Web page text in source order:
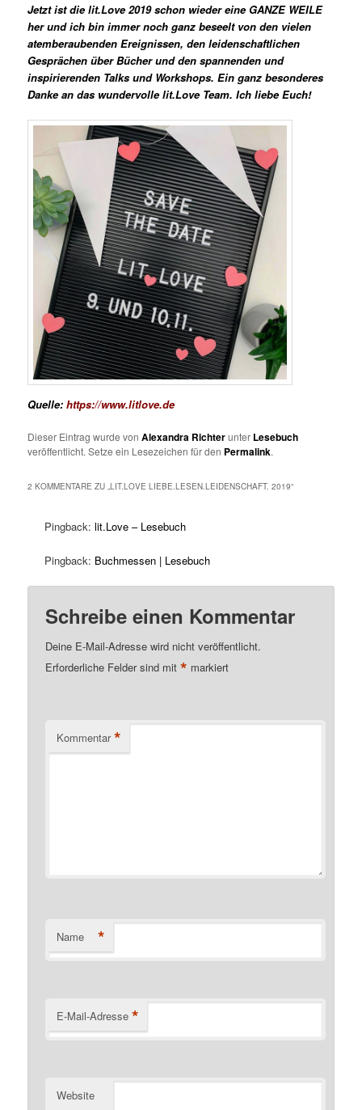
Jetzt ist die lit.Love 2019 schon wieder eine GANZE WEILE
her und ich bin immer noch ganz beseelt von den vielen
atemberaubenden Ereignissen, den leidenschaftlichen
Gesprächen über Bücher und den spannenden und
inspirierenden Talks und Workshops. Ein ganz besonderes
Danke an das wundervolle lit.Love Team. Ich liebe Euch!
Quelle:https://www.litlove.de
Dieser Eintrag wurde vonAlexandra Richterunter Lesebuch
veröffentlicht. Setze ein Lesezeichen für den Permalink.
2 KOMMENTARE ZU „LIT.LOVE LIEBE.LESEN.LEIDENSCHAFT. 2019“
Pingback:lit.Love – Lesebuch
Pingback: Buchmessen | Lesebuch
Schreibe einen Kommentar
Deine E-Mail-Adresse wird nicht veröffentlicht.
Erforderliche Felder sind mit* markiert
Kommentar *
Name *
E-Mail-Adresse *
Website